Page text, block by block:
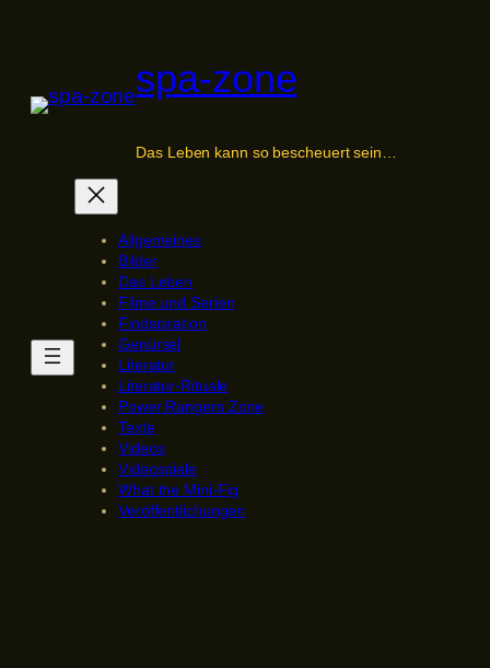
spa-zone
Das Leben kann so bescheuert sein…
Allgemeines
Bilder
Das Leben
Filme und Serien
Findspiration
Genürsel
Literatur
Literatur-Rituale
Power Rangers Zone
Texte
Videos
Videospiele
What the Mini-Fig
Veröffentlichungen